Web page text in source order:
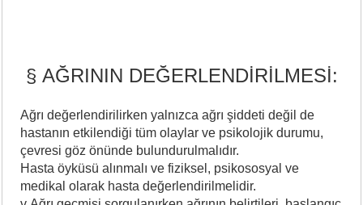
§ AĞRININ DEĞERLENDİRİLMESİ:
Ağrı değerlendirilirken yalnızca ağrı şiddeti değil de
hastanın etkilendiği tüm olaylar ve psikolojik durumu,
çevresi göz önünde bulundurulmalıdır.
Hasta öyküsü alınmalı ve fiziksel, psikososyal ve
medikal olarak hasta değerlendirilmelidir.